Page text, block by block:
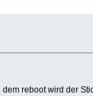
reboot wird der